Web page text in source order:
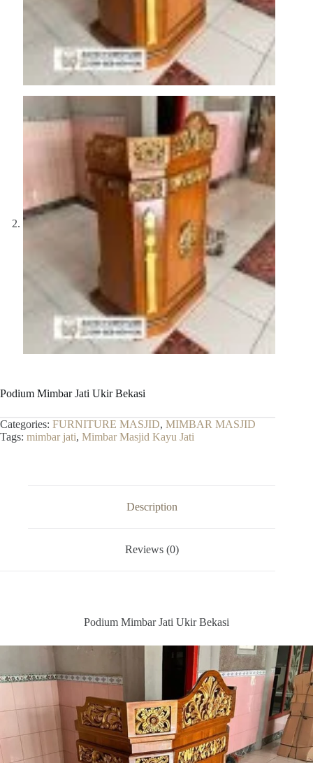
Podium Mimbar Jati Ukir Bekasi
Categories: FURNITURE MASJID, MIMBAR MASJID
Tags: mimbar jati, Mimbar Masjid Kayu Jati
Description
Reviews (0)
Podium Mimbar Jati Ukir Bekasi